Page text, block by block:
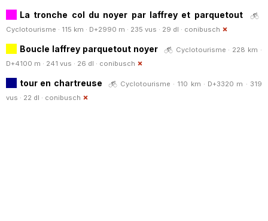
La tronche col du noyer par laffrey et parquetout
Cyclotourisme · 115 km · D+2990 m · 235 vus · 29 dl · conibusch
Boucle laffrey parquetout noyer
Cyclotourisme · 228 km ·
D+4100 m · 241 vus · 26 dl · conibusch
tour en chartreuse
Cyclotourisme · 110 km · D+3320 m · 319
vus · 22 dl · conibusch